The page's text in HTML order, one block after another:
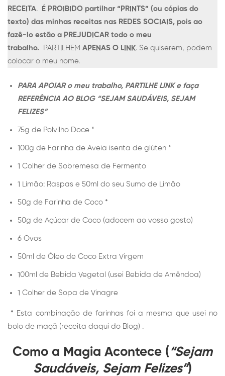
RECEITA.
É PROIBIDO partilhar “PRINTS” (ou cópias do
texto) das minhas receitas nas REDES SOCIAIS, pois ao
fazê-lo estão a PREJUDICAR todo o meu
trabalho.
PARTILHEM APENAS O LINK. Se quiserem, podem
colocar o meu nome.
PARA APOIAR o meu trabalho, PARTILHE LINK e faça
REFERÊNCIA AO BLOG “SEJAM SAUDÁVEIS, SEJAM
FELIZES”
75g de Polvilho Doce *
100g de Farinha de Aveia isenta de glúten *
1 Colher de Sobremesa de Fermento
1 Limão: Raspas e 50ml do seu Sumo de Limão
50g de Farinha de Coco *
50g de Açúcar de Coco (adocem ao vosso gosto)
6 Ovos
50ml de Óleo de Coco Extra Virgem
100ml de Bebida Vegetal (usei Bebida de Amêndoa)
1 Colher de Sopa de Vinagre
* Esta combinação de farinhas foi a mesma que usei no
bolo de maçã (receita daqui do Blog) .
Como a Magia Acontece (“Sejam
Saudáveis, Sejam Felizes”)